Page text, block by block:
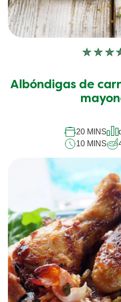
No
Albóndigas de
20 MINS
10 MINS